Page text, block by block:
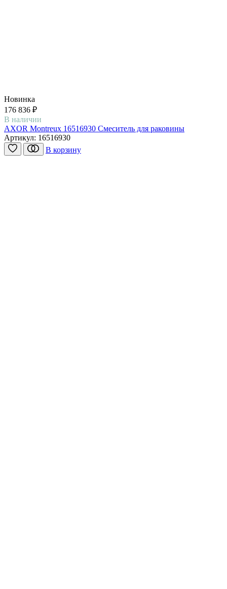
Новинка
176 836 ₽
В наличии
AXOR Montreux 16516930 Смеситель для раковины
Артикул: 16516930
В корзину